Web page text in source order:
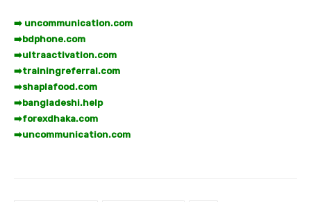
➡️ uncommunication.com
➡️bdphone.com
➡️ultraactivation.com
➡️trainingreferral.com
➡️shaplafood.com
➡️bangladeshi.help
➡️forexdhaka.com
➡️uncommunication.com